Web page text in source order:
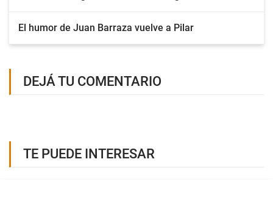
El humor de Juan Barraza vuelve a Pilar
DEJÁ TU COMENTARIO
TE PUEDE INTERESAR